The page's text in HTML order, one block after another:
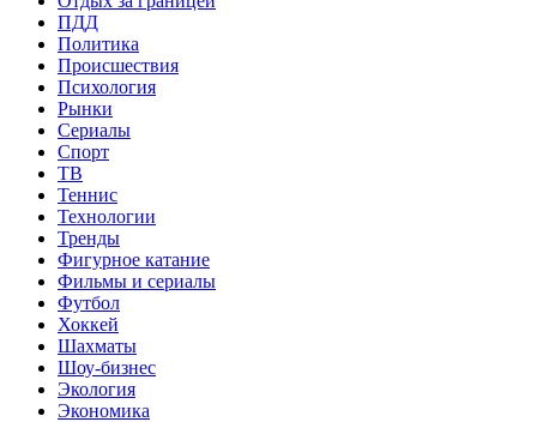
ПДД
Политика
Происшествия
Психология
Рынки
Сериалы
Спорт
ТВ
Теннис
Технологии
Тренды
Фигурное катание
Фильмы и сериалы
Футбол
Хоккей
Шахматы
Шоу-бизнес
Экология
Экономика